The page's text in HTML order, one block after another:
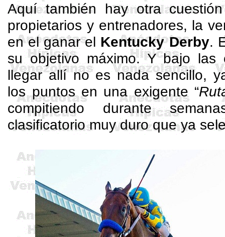
Aquí también hay otra
propietarios y entrenadores, la
en el ganar el Kentucky Derby.
su objetivo máximo. Y bajo las
llegar allí no es nada sencillo,
los puntos en una exigente “
compitiendo durante
clasificatorio muy duro que ya